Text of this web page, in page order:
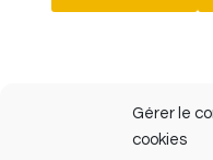
Gérer le
cookies
41 rue Jobin, 13003